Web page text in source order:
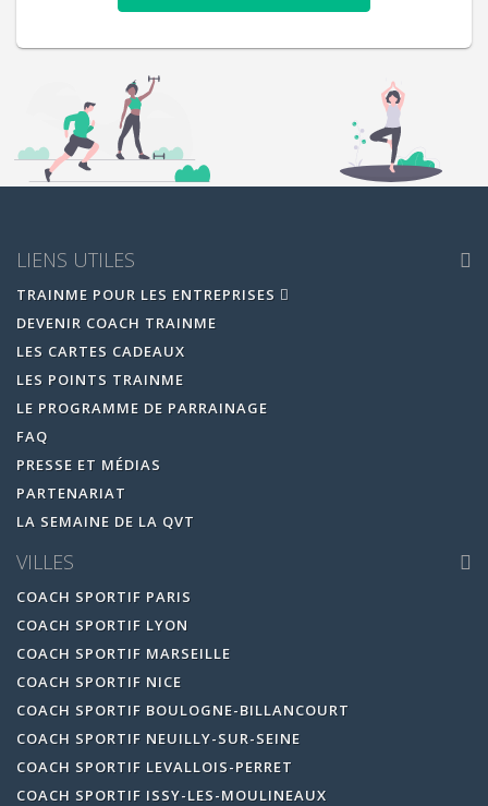
LIENS UTILES
TRAINME POUR LES ENTREPRISES
DEVENIR COACH TRAINME
LES CARTES CADEAUX
LES POINTS TRAINME
LE PROGRAMME DE PARRAINAGE
FAQ
PRESSE ET MÉDIAS
PARTENARIAT
LA SEMAINE DE LA QVT
VILLES
COACH SPORTIF PARIS
COACH SPORTIF LYON
COACH SPORTIF MARSEILLE
COACH SPORTIF NICE
COACH SPORTIF BOULOGNE-BILLANCOURT
COACH SPORTIF NEUILLY-SUR-SEINE
COACH SPORTIF LEVALLOIS-PERRET
COACH SPORTIF ISSY-LES-MOULINEAUX